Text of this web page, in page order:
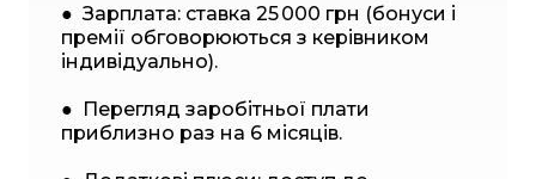
● Зарплата: ставка 25 000 грн (бонуси і
премії обговорюються з керівником
індивідуально).
● Перегляд заробітньої плати
приблизно раз на 6 місяців.